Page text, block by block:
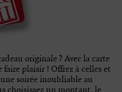
originale ? Avec la carte
faire plaisir ! Offrez à celles et
soirée inoubliable au
choisissez un montant, le